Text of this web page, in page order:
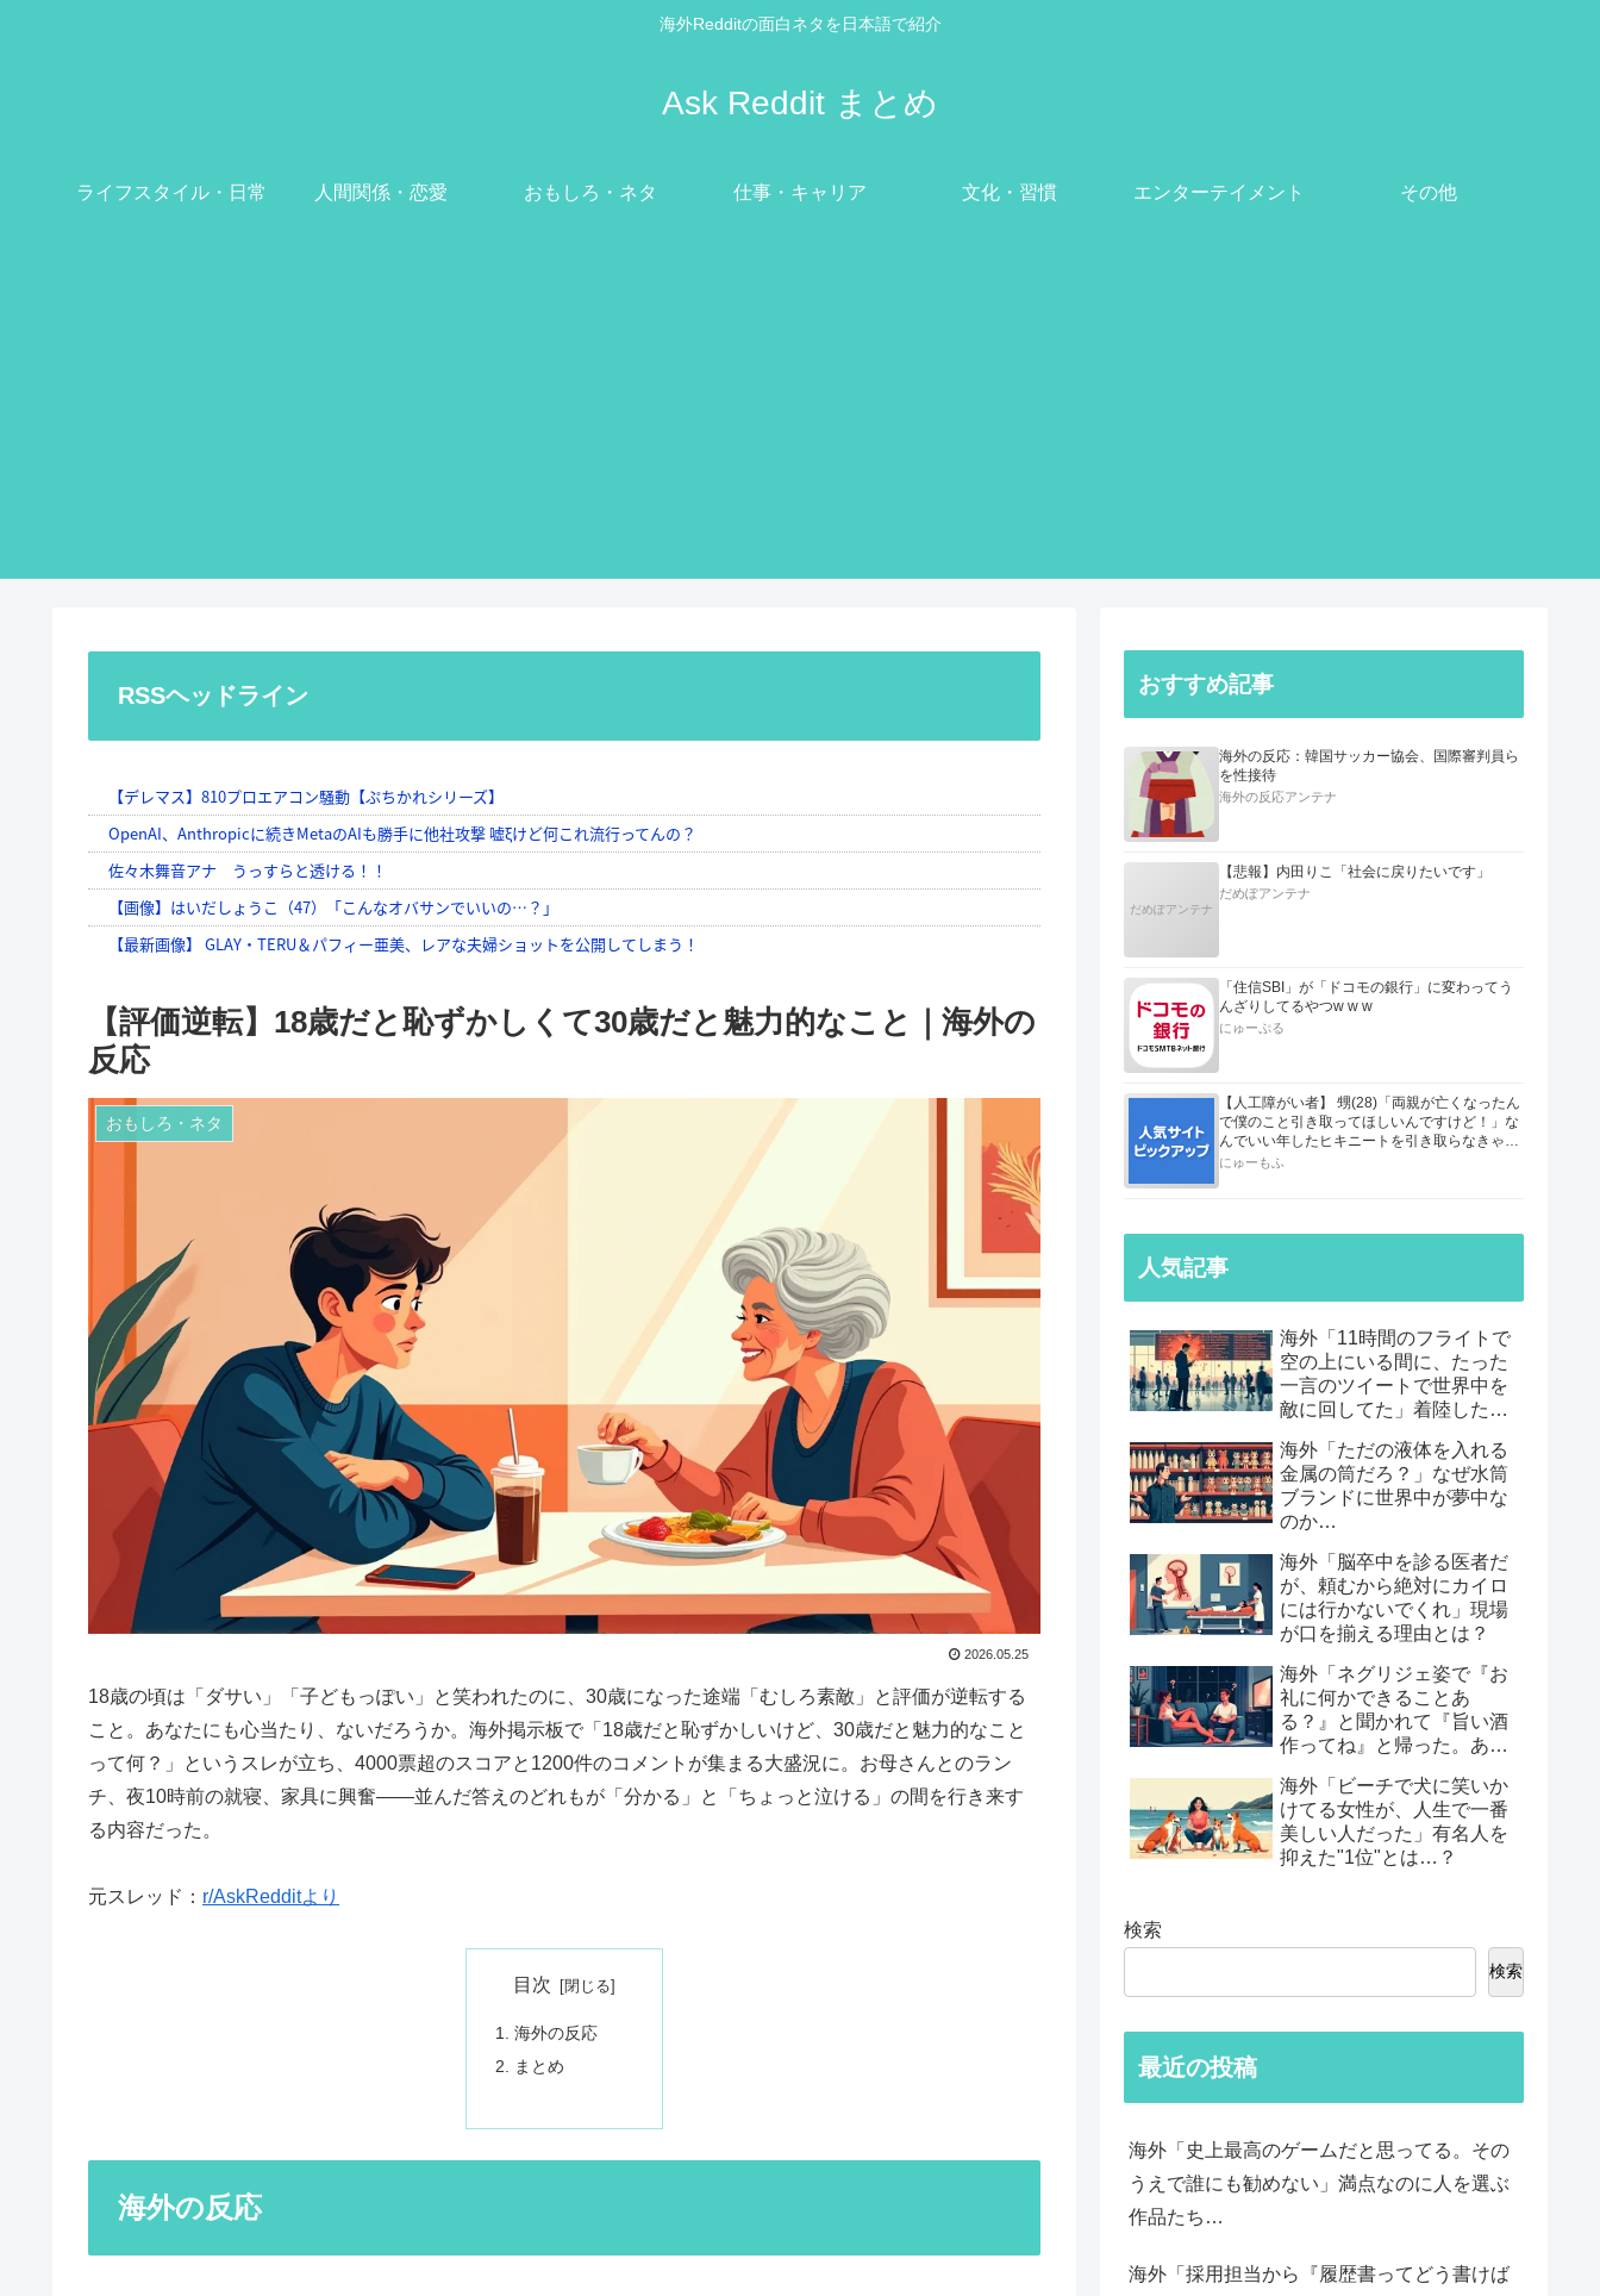
海外Redditの面白ネタを日本語で紹介
Ask Reddit まとめ
ライフスタイル・日常 人間関係・恋愛 おもしろ・ネタ 仕事・キャリア 文化・習慣 エンターテイメント その他
RSSヘッドライン
【評価逆転】18歳だと恥ずかしくて30歳だと魅力的なこと｜海外の
反応
おもしろ・ネタ
2026.05.25
18歳の頃は「ダサい」「子どもっぽい」と笑われたのに、30歳になった途端「むしろ素敵」と評価が逆転する
こと。あなたにも心当たり、ないだろうか。海外掲示板で「18歳だと恥ずかしいけど、30歳だと魅力的なこと
って何？」というスレが立ち、4000票超のスコアと1200件のコメントが集まる大盛況に。お母さんとのラン
チ、夜10時前の就寝、家具に興奮——並んだ答えのどれもが「分かる」と「ちょっと泣ける」の間を行き来す
る内容だった。
元スレッド： r/AskRedditより
目次
海外の反応
まとめ
海外の反応
おすすめ記事
海外の反応：韓国サッカー協会、国際審判員ら
を性接待
海外の反応アンテナ
だめぽアンテナ
【悲報】内田りこ「社会に戻りたいです」
だめぽアンテナ
「住信SBI」が「ドコモの銀行」に変わってう
んざりしてるやつw w w
にゅーぷる
【人工障がい者】 甥(28)「両親が亡くなったん
で僕のこと引き取ってほしいんですけど！」な
んでいい年したヒキニートを引き取らなきゃい
けないんだ...
にゅーもふ
人気記事
海外「11時間のフライトで
空の上にいる間に、たった
一言のツイートで世界中を
敵に回してた」着陸したら
海外「ただの液体を入れる
金属の筒だろ？」なぜ水筒
ブランドに世界中が夢中な
のか…
海外「脳卒中を診る医者だ
が、頼むから絶対にカイロ
には行かないでくれ」現場
が口を揃える理由とは？
海外「ネグリジェ姿で『お
礼に何かできることあ
る？』と聞かれて『旨い酒
作ってね』と帰った。あれ
る男たちの後悔談…
海外「ビーチで犬に笑いか
けてる女性が、人生で一番
美しい人だった」有名人を
抑えた"1位"とは…？
検索
検索
最近の投稿
海外「史上最高のゲームだと思ってる。その
うえで誰にも勧めない」満点なのに人を選ぶ
作品たち…
海外「採用担当から『履歴書ってどう書けば